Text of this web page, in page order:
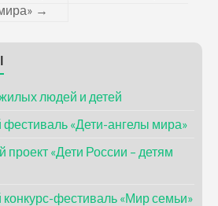
→
людей и детей
«Дети-ангелы мира»
проект «Дети России – детям
фестиваль «Мир семьи»